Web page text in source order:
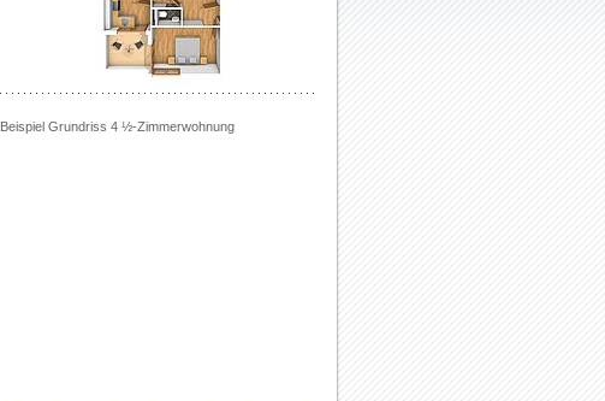
Beispiel Grundriss 4 ½-Zimmerwohnung